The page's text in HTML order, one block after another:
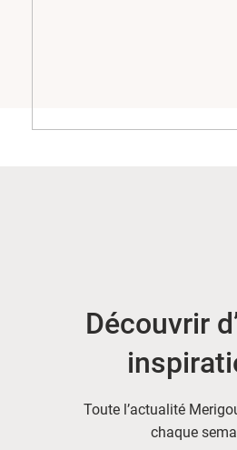
Découvrir
Toute l’actualité
chaque